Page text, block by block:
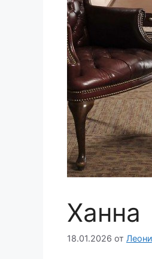
Ханна
18.01.2026 от